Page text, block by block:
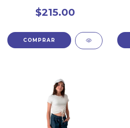
$215.00
COMPRAR